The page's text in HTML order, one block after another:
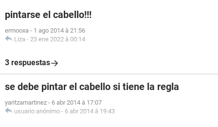
pintarse el cabello!!!
ermooxa - 1 ago 2014 à 21:56
Liza - 23 ene 2022 à 00:14
3 respuestas
se debe pintar el cabello si tiene la regla
yaritzamartinez - 6 abr 2014 à 17:07
usuario anónimo - 6 abr 2014 à 19:43